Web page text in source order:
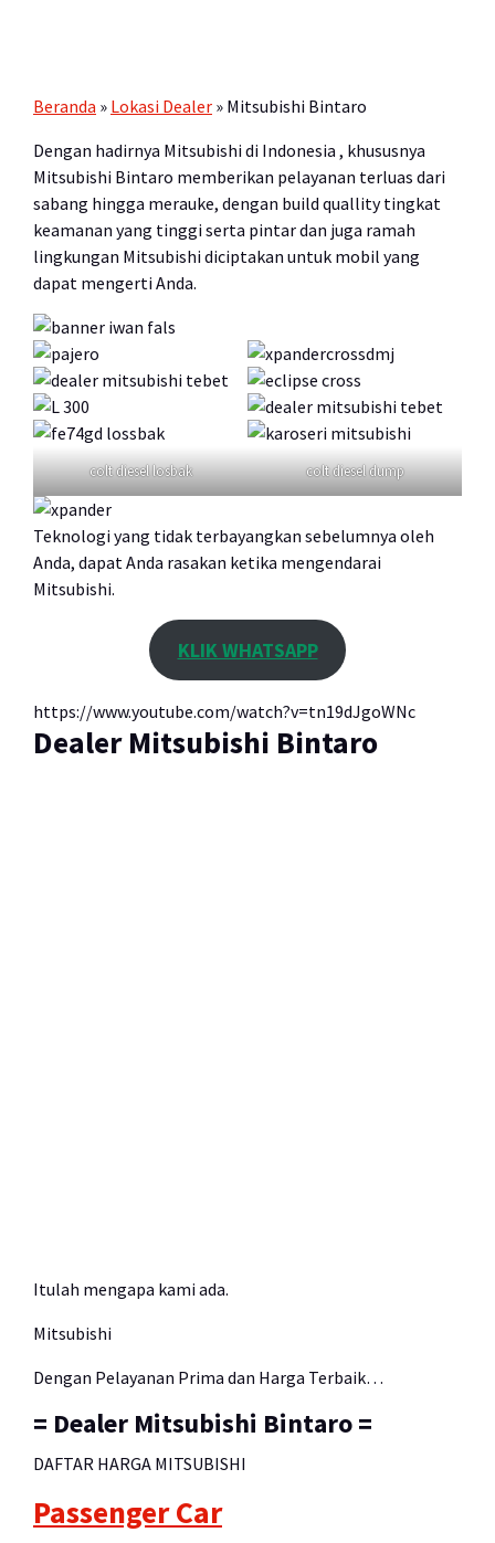
Beranda » Lokasi Dealer » Mitsubishi Bintaro
Dengan hadirnya Mitsubishi di Indonesia , khususnya
Mitsubishi Bintaro memberikan pelayanan terluas dari
sabang hingga merauke, dengan build quallity tingkat
keamanan yang tinggi serta pintar dan juga ramah
lingkungan Mitsubishi diciptakan untuk mobil yang
dapat mengerti Anda.
colt diesel losbak colt diesel dump
Teknologi yang tidak terbayangkan sebelumnya oleh
Anda, dapat Anda rasakan ketika mengendarai
Mitsubishi.
KLIK WHATSAPP
https://www.youtube.com/watch?v=tn19dJgoWNc
Dealer Mitsubishi Bintaro
Itulah mengapa kami ada.
Mitsubishi
Dengan Pelayanan Prima dan Harga Terbaik…
= Dealer Mitsubishi Bintaro =
DAFTAR HARGA MITSUBISHI
Passenger Car